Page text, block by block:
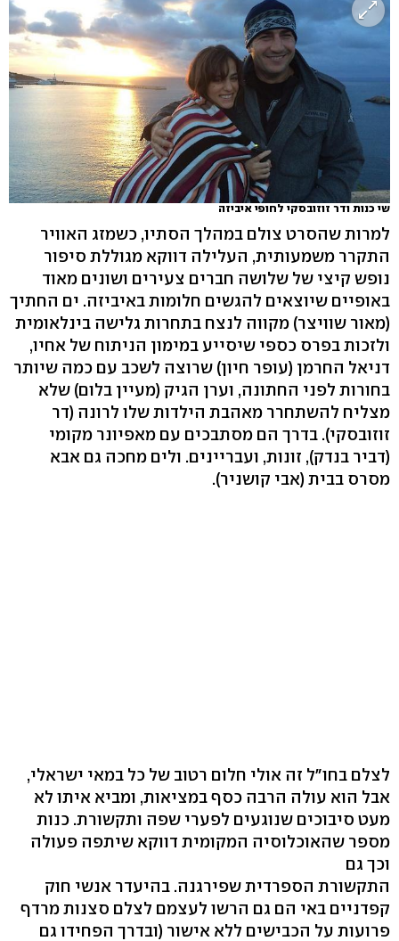
שי כנות ודר זוזובסקי לחופי איביזה
למרות שהסרט צולם במהלך הסתיו, כשמזג האוויר
התקרר משמעותית, העלילה דווקא מגוללת סיפור
נופש קיצי של שלושה חברים צעירים ושונים מאוד
באופיים שיוצאים להגשים חלומות באיביזה. ים החתיך
(מאור שוויצר) מקווה לנצח בתחרות גלישה בינלאומית
ולזכות בפרס כספי שיסייע במימון הניתוח של אחיו,
דניאל החרמן (עופר חיון) שרוצה לשכב עם כמה שיותר
בחורות לפני החתונה, וערן הגיק (מעיין בלום) שלא
מצליח להשתחרר מאהבת הילדות שלו לרונה (דר
זוזובסקי). בדרך הם מסתבכים עם מאפיונר מקומי
(דביר בנדק), זונות, ועבריינים. ולים מחכה גם אבא
מסרס בבית (אבי קושניר).
לצלם בחו"ל זה אולי חלום רטוב של כל במאי ישראלי,
אבל הוא עולה הרבה כסף במציאות, ומביא איתו לא
מעט סיבוכים שנוגעים לפערי שפה ותקשורת. כנות
מספר שהאוכלוסיה המקומית דווקא שיתפה פעולה
וכך גם
התקשורת הספרדית שפירגנה. בהיעדר אנשי חוק
קפדניים באי הם גם הרשו לעצמם לצלם סצנות מרדף
פרועות על הכבישים ללא אישור (ובדרך הפחידו גם